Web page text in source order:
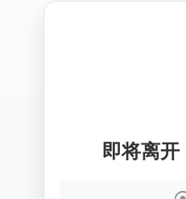
即将离开